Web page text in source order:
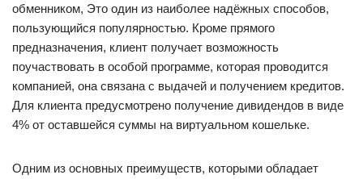
обменником, Это один из наиболее надёжных способов,
пользующийся популярностью. Кроме прямого
предназначения, клиент получает возможность
поучаствовать в особой программе, которая проводится
компанией, она связана с выдачей и получением кредитов.
Для клиента предусмотрено получение дивидендов в виде
4% от оставшейся суммы на виртуальном кошельке.
Одним из основных преимуществ, которыми обладает